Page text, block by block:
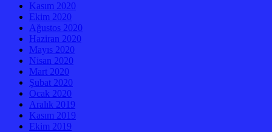
Kasım 2020
Ekim 2020
Ağustos 2020
Haziran 2020
Mayıs 2020
Nisan 2020
Mart 2020
Şubat 2020
Ocak 2020
Aralık 2019
Kasım 2019
Ekim 2019